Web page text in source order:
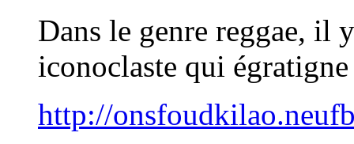
Dans le genre reggae, il
iconoclaste qui
http://